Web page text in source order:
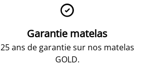

Garantie matelas
25 ans de garantie sur nos matelas
GOLD.